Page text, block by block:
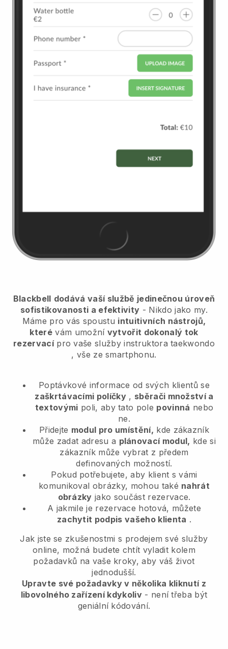
Blackbell dodává vaší službě jedinečnou úroveň
sofistikovanosti a efektivity - Nikdo jako my.
Máme pro vás spoustu intuitivních nástrojů,
které vám umožní vytvořit dokonalý tok
rezervací pro vaše služby instruktora taekwondo
, vše ze smartphonu.
Poptávkové informace od svých klientů se
zaškrtávacími políčky , sběrači množství a
textovými poli, aby tato pole povinná nebo
ne.
Přidejte modul pro umístění, kde zákazník
může zadat adresu a plánovací modul, kde si
zákazník může vybrat z předem
definovaných možností.
Pokud potřebujete, aby klient s vámi
komunikoval obrázky, mohou také nahrát
obrázky jako součást rezervace.
A jakmile je rezervace hotová, můžete
zachytit podpis vašeho klienta .
Jak jste se zkušenostmi s prodejem své služby
online, možná budete chtít vyladit kolem
požadavků na vaše kroky, aby váš život
jednodušší.
Upravte své požadavky v několika kliknutí z
libovolného zařízení kdykoliv- není třeba být
geniální kódování.